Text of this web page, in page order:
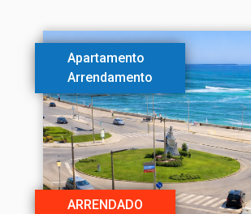
Apartamento
Arrendamento
ARRENDADO